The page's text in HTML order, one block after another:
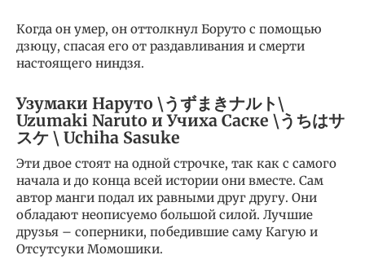
Когда он умер, он оттолкнул Боруто с помощью
дзюцу, спасая его от раздавливания и смерти
настоящего ниндзя.
Узумаки Наруто \うずまきナルト\
Uzumaki Naruto и Учиха Саске \うちはサ
スケ \ Uchiha Sasuke
Эти двое стоят на одной строчке, так как с самого
начала и до конца всей истории они вместе. Сам
автор манги подал их равными друг другу. Они
обладают неописуемо большой силой. Лучшие
друзья – соперники, победившие саму Кагую и
Отсутсуки Момошики.